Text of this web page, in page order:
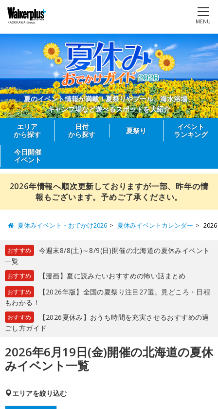
MENU
夏のイベント情報が満載！夏祭りやプール、海水浴場、
キャンプ場など遊べるスポットを大紹介
エリア
から探す
日付
から探す
夏祭り
イベント
ランキング
今日開催
イベント
2026年情報へ順次更新しておりますが一部、昨年の情
報もございます。予めご了承ください。
夏休みイベント・おでかけ2026 夏休みイベントカレンダー
おすすめ
今週末8/8(土)～8/9(日)開催の北海道の夏休みイベント
一覧
おすすめ 【漫画】夏に読みたいおすすめの怖い話まとめ
おすすめ
【2026年版】全国の夏祭り注目27選。見どころ・日程
もわかる！
おすすめ
【2026夏休み】おうち時間を充実させるおすすめの過
ごし方ガイド
2026年6月19日(金)開催の北海道の夏休
みイベント一覧
エリアを絞り込む